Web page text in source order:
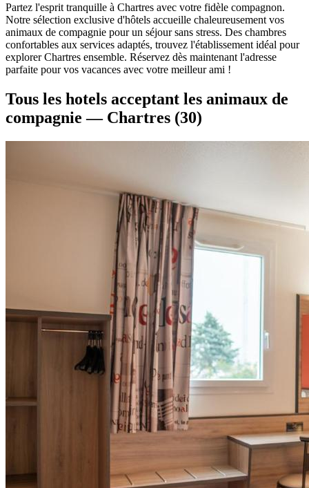
Partez l'esprit tranquille à Chartres avec votre fidèle compagnon.
Notre sélection exclusive d'hôtels accueille chaleureusement vos
animaux de compagnie pour un séjour sans stress. Des chambres
confortables aux services adaptés, trouvez l'établissement idéal pour
explorer Chartres ensemble. Réservez dès maintenant l'adresse
parfaite pour vos vacances avec votre meilleur ami !
Tous les hotels acceptant les animaux de
compagnie — Chartres (30)